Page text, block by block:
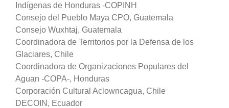
Indígenas de Honduras -COPINH
Consejo del Pueblo Maya CPO, Guatemala
Consejo Wuxhtaj, Guatemala
Coordinadora de Territorios por la Defensa de los
Glaciares, Chile
Coordinadora de Organizaciones Populares del
Aguan -COPA-, Honduras
Corporación Cultural Aclowncagua, Chile
DECOIN, Ecuador